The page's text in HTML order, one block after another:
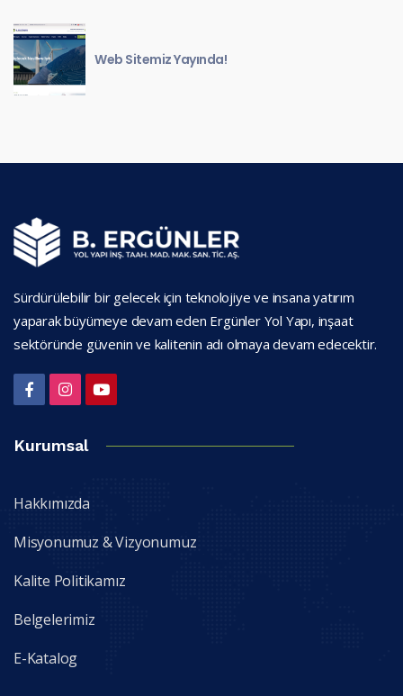
Web Sitemiz Yayında!
Sürdürülebilir bir gelecek için teknolojiye ve insana yatırım
yaparak büyümeye devam eden Ergünler Yol Yapı, inşaat
sektöründe güvenin ve kalitenin adı olmaya devam edecektir.
Kurumsal
Hakkımızda
Misyonumuz & Vizyonumuz
Kalite Politikamız
Belgelerimiz
E-Katalog